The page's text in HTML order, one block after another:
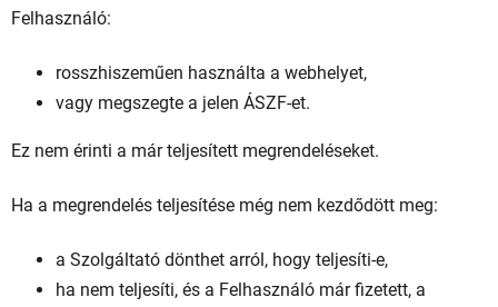
Felhasználó:
rosszhiszeműen használta a webhelyet,
vagy megszegte a jelen ÁSZF-et.
Ez nem érinti a már teljesített megrendeléseket.
Ha a megrendelés teljesítése még nem kezdődött meg:
a Szolgáltató dönthet arról, hogy teljesíti-e,
ha nem teljesíti, és a Felhasználó már fizetett, a